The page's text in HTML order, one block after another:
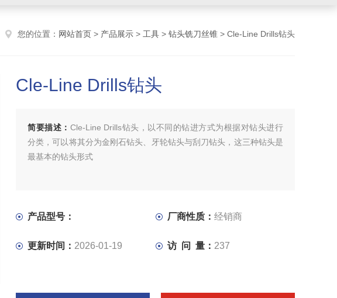
您的位置： 网站首页 > 产品展示 > 工具 > 钻头铣刀丝锥 > Cle-Line Drills钻头
Cle-Line Drills钻头
简要描述： Cle-Line Drills钻头，以不同的钻进方式为根据对钻头进行
分类，可以将其分为金刚石钻头、牙轮钻头与刮刀钻头，这三种钻头是
最基本的钻头形式
产品型号： 厂商性质： 经销商
更新时间： 2026-01-19 访 问 量： 237